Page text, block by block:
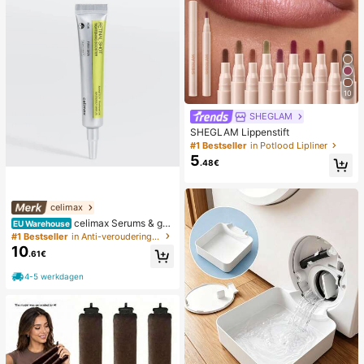
celimax
EU Warehouse celimax Serums & gez
ichtsbehandelingen
#1 Bestseller in Anti-veroudering Serums & Gezichtsbehandelingen
10.61€
4-5 werkdagen
10
SHEGLAM
SHEGLAM Lippenstift
#1 Bestseller in Potlood Lipliner
5.48€